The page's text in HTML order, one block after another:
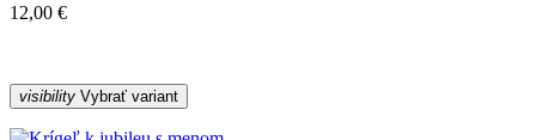
12,00 €
visibility Vybrať variant